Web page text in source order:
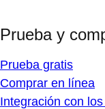
Prueba y
Prueba gratis
Comprar en línea
Integración con